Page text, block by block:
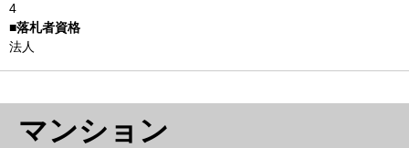
4
法人
マンション